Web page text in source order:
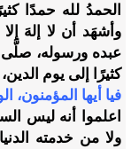
الحمدُ لله حمدًا
وأشهَد أن لا إلهَ
عبده ورسوله، صلَّى
كثيرًا إلى يوم
فيا أيها المؤمنون،
اعلموا أنه ليس
ولا من خدمته